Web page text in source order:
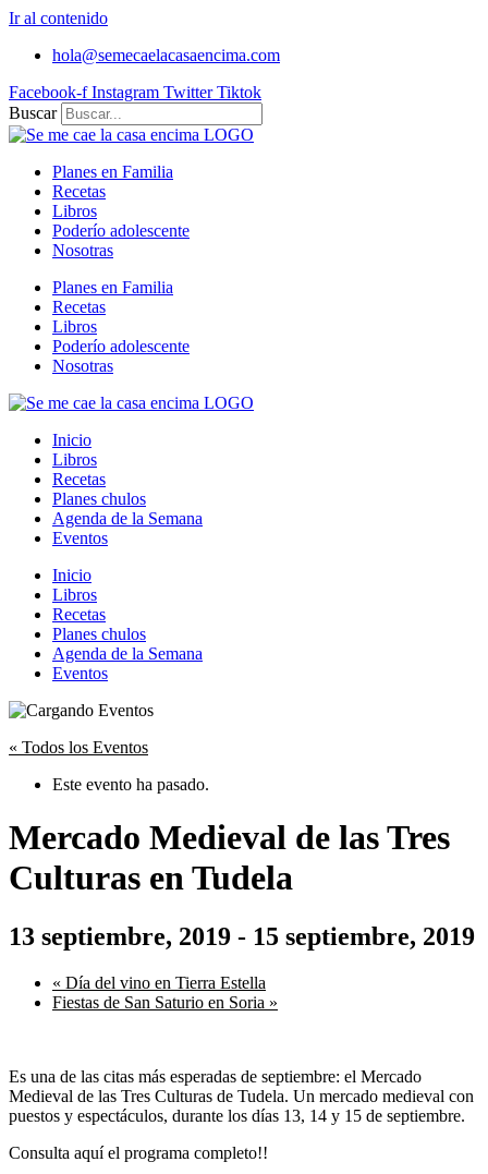
Ir al contenido
hola@semecaelacasaencima.com
Facebook-f Instagram Twitter Tiktok
Buscar
Planes en Familia
Recetas
Libros
Poderío adolescente
Nosotras
Planes en Familia
Recetas
Libros
Poderío adolescente
Nosotras
Inicio
Libros
Recetas
Planes chulos
Agenda de la Semana
Eventos
Inicio
Libros
Recetas
Planes chulos
Agenda de la Semana
Eventos
« Todos los Eventos
Este evento ha pasado.
Mercado Medieval de las Tres
Culturas en Tudela
13 septiembre, 2019 - 15 septiembre, 2019
« Día del vino en Tierra Estella
Fiestas de San Saturio en Soria »
Es una de las citas más esperadas de septiembre: el Mercado
Medieval de las Tres Culturas de Tudela. Un mercado medieval con
puestos y espectáculos, durante los días 13, 14 y 15 de septiembre.
Consulta aquí el programa completo!!